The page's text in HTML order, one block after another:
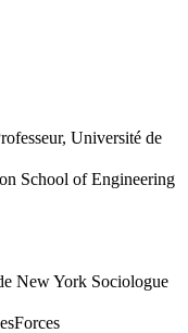
Université de
School of Engineering
New York Sociologue